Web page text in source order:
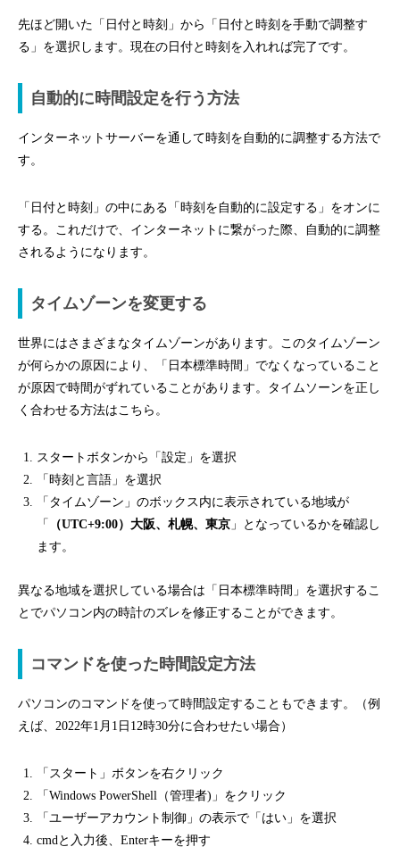
先ほど開いた「日付と時刻」から「日付と時刻を手動で調整す
る」を選択します。現在の日付と時刻を入れれば完了です。
自動的に時間設定を行う方法
インターネットサーバーを通して時刻を自動的に調整する方法で
す。
「日付と時刻」の中にある「時刻を自動的に設定する」をオンに
する。これだけで、インターネットに繋がった際、自動的に調整
されるようになります。
タイムゾーンを変更する
世界にはさまざまなタイムゾーンがあります。このタイムゾーン
が何らかの原因により、「日本標準時間」でなくなっていること
が原因で時間がずれていることがあります。タイムソーンを正し
く合わせる方法はこちら。
スタートボタンから「設定」を選択
「時刻と言語」を選択
「タイムゾーン」のボックス内に表示されている地域が
「
（UTC+9:00）大阪、札幌、東京 」となっているかを確認し
ます。
異なる地域を選択している場合は「日本標準時間」を選択するこ
とでパソコン内の時計のズレを修正することができます。
コマンドを使った時間設定方法
パソコンのコマンドを使って時間設定することもできます。（例
えば、2022年1月1日12時30分に合わせたい場合）
「スタート」ボタンを右クリック
「Windows PowerShell（管理者)」をクリック
「ユーザーアカウント制御」の表示で「はい」を選択
cmdと入力後、Enterキーを押す